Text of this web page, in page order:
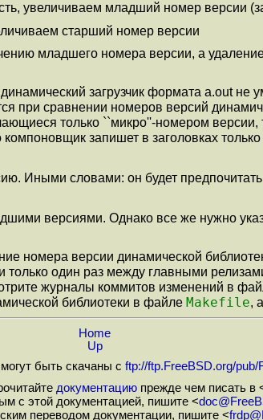
увеличиваем младший номер версии
старший номер версии
младшего номера версии, а
загрузчик формата a.out не
при сравнении номеров версий
только ``микро''-номером версии,
компоновщик запишет в заголовках только
Иными словами: он будет предпочитать
версиями. Однако все же нужно
номера версии динамической
один раз между главными
журналы коммитов изменений в
библиотеки в файле Makefile,
Home
Up
быть скачаны с ftp://ftp.FreeBSD.org/pub/
документацию прежде чем писать в
с этой документацией, пишите <
переводом документации, пишите <